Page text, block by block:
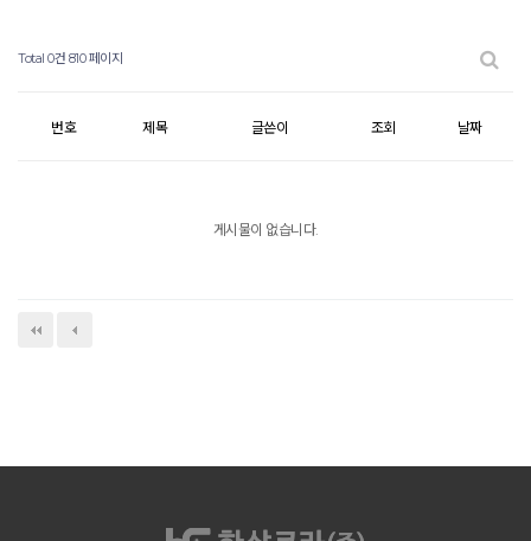
Total 0건 810 페이지
번호 제목 글쓴이 조회 날짜
게시물이 없습니다.